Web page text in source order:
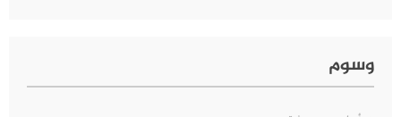
وسوم